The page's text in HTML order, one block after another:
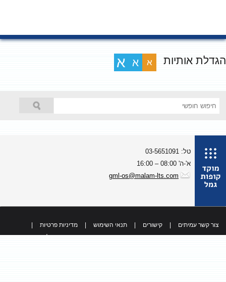
אותיות א א א
טל: 03-5651091
א'-ה' 08:00 – 16:00
gml-os@malam-lts.com
צור קשר עמיתים קישורים תנאי השימוש מדיניות פרטיות
כל הזכויות שמורות